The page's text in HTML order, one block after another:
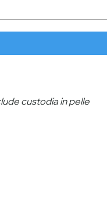
custodia in pelle